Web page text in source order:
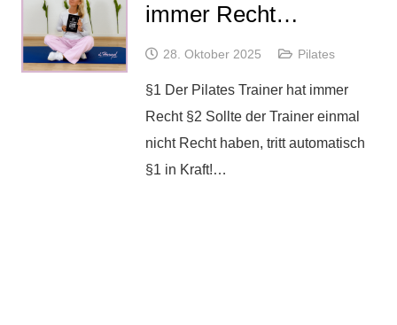
immer Recht…
28. Oktober 2025 Pilates
§1 Der Pilates Trainer hat immer
Recht §2 Sollte der Trainer einmal
nicht Recht haben, tritt automatisch
§1 in Kraft!…